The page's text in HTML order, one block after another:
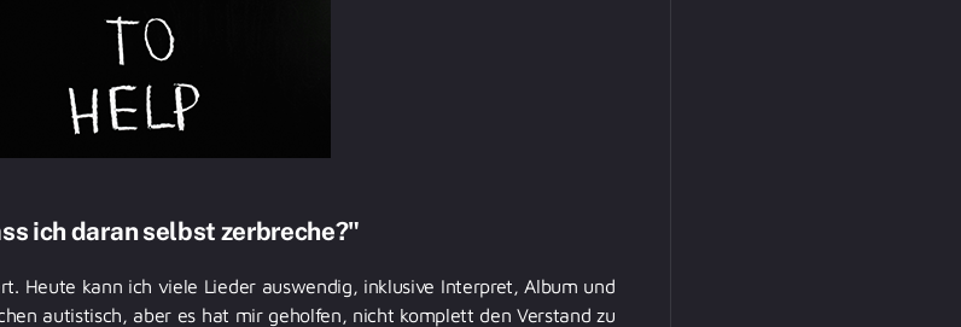
ich daran selbst zerbreche?"
Heute kann ich viele Lieder auswendig, inklusive Interpret, Album und
autistisch, aber es hat mir geholfen, nicht komplett den Verstand zu